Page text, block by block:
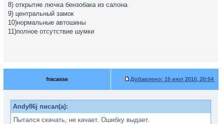
8) открытие лючка бензобака из салона
9) центральный замок
10)нормальные автошины
11)полное отсутствие шумки
fracasse Добавлено: 15 июл 2010, 20:54
Andy86j писал(а):
Пытался скачать, не качает. Ошибку выдает.